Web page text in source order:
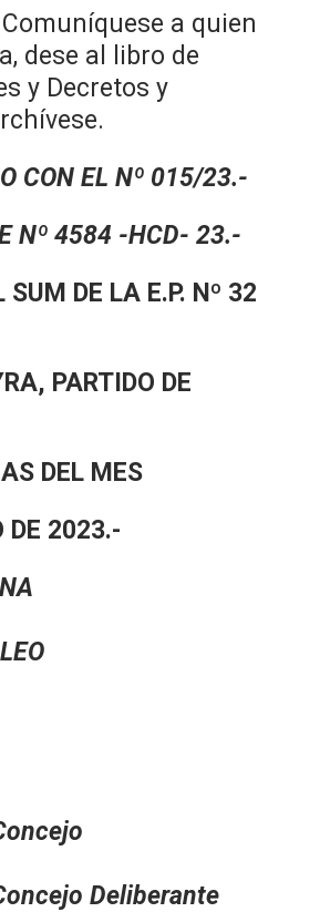
Comuníquese a quien
dese al libro de
y Decretos y
CON EL Nº 015/23.-
Nº 4584 -HCD- 23.-
SUM DE LA E.P. Nº 32
PARTIDO DE
DEL MES
DE 2023.-
Deliberante